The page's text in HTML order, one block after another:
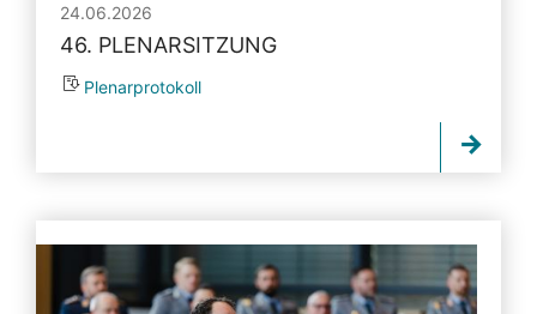
24.06.2026
46. PLENARSITZUNG
Plenarprotokoll